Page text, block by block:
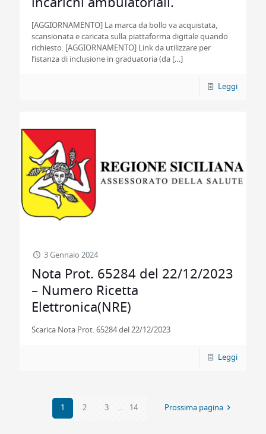
incarichi ambulatoriali.
[AGGIORNAMENTO] La marca da bollo va acquistata,
scansionata e caricata sulla piattaforma digitale quando
richiesto. [AGGIORNAMENTO] Link da utilizzare per
l’istanza di inclusione in graduatoria (da […]
Leggi
3 Gennaio 2024
Nota Prot. 65284 del 22/12/2023
– Numero Ricetta
Elettronica(NRE)
Scarica Nota Prot. 65284 del 22/12/2023
Leggi
1 2 3 ... 14 Prossima pagina